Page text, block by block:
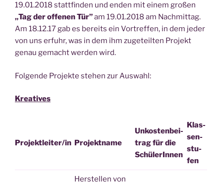
19.01.2018 statt­fin­den und enden mit einem gro­ßen
„Tag der offe­nen Tür”am 19.01.2018 am Nachmittag.
Am 18.12.17 gab es bereits ein Vor­tref­fen, in dem jeder
von uns erfuhr, was in dem ihm zuge­teil­ten Pro­jekt
genau gemacht wer­den wird.
Fol­gen­de Pro­jek­te ste­hen zur Auswahl:
Krea­ti­ves
Projektleiter/in Pro­jekt­na­me
Unkos­ten­bei­
trag für die
SchülerInnen
Klas­
sen­
stu­
fen
Her­stel­len von